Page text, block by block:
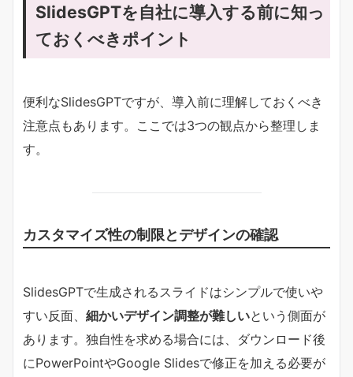
SlidesGPTを自社に導入する前に知っ
ておくべきポイント
便利なSlidesGPTですが、導入前に理解しておくべき
注意点もあります。ここでは3つの観点から整理しま
す。
カスタマイズ性の制限とデザインの確認
SlidesGPTで生成されるスライドはシンプルで使いや
すい反面、 細かいデザイン調整が難しいという側面が
あります。独自性を求める場合には、ダウンロード後
にPowerPointやGoogle Slidesで修正を加える必要が